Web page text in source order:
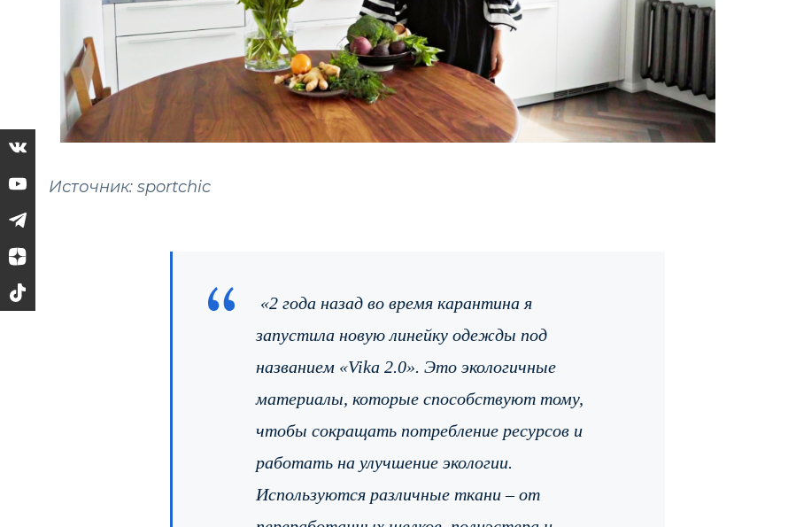
Источник: sportchic
«2 года назад во время карантина я
запустила новую линейку одежды под
названием «Vika 2.0». Это экологичные
материалы, которые способствуют тому,
чтобы сокращать потребление ресурсов и
работать на улучшение экологии.
Используются различные ткани – от